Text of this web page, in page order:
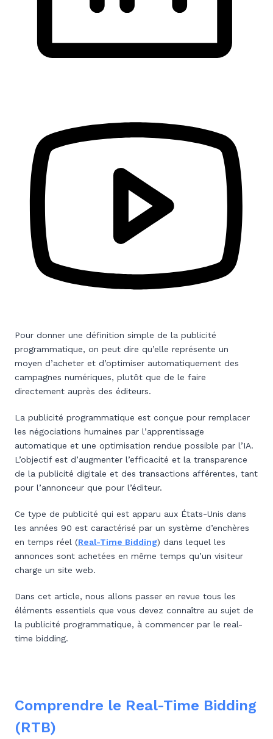
Pour donner une définition simple de la publicité
programmatique, on peut dire qu’elle représente un
moyen d’acheter et d’optimiser automatiquement des
campagnes numériques, plutôt que de le faire
directement auprès des éditeurs.
La publicité programmatique est conçue pour remplacer
les négociations humaines par l’apprentissage
automatique et une optimisation rendue possible par l’IA.
L’objectif est d’augmenter l’efficacité et la transparence
de la publicité digitale et des transactions afférentes, tant
pour l’annonceur que pour l’éditeur.
Ce type de publicité qui est apparu aux États-Unis dans
les années 90 est caractérisé par un système d’enchères
en temps réel (Real-Time Bidding) dans lequel les
annonces sont achetées en même temps qu’un visiteur
charge un site web.
Dans cet article, nous allons passer en revue tous les
éléments essentiels que vous devez connaître au sujet de
la publicité programmatique, à commencer par le real-
time bidding.
Comprendre le Real-Time Bidding
(RTB)